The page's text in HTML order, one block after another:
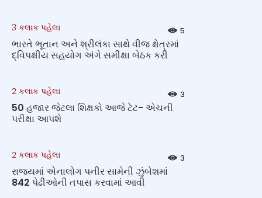
3 કલાક પહેલા 5
ભારતે ભૂતાન અને શ્રીલંકા સાથે વીજ ક્ષેત્રમાં
દ્વિપક્ષીય સહયોગ અંગે સમીક્ષા બેઠક કરી
2 કલાક પહેલા 3
50 હજાર જેટલા શિક્ષકો આજે ટેટ- એચની
પરીક્ષા આપશે
2 કલાક પહેલા 3
રાજ્યમાં એનાલોગ પનીર સામેની ઝુંબેશમાં
842 પેઢીઓની તપાસ કરવામાં આવી